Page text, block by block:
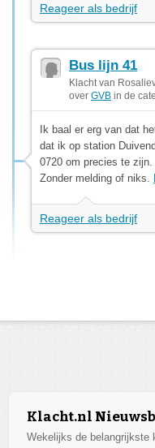
Reageer als bedrijf
Bus lijn 41
Klacht van
over GVB in de
Ik baal er erg van dat
dat ik op station
0720 om precies te
Zonder melding of niks.
Reageer als bedrijf
Klacht.nl
Wekelijks de belangrijkste